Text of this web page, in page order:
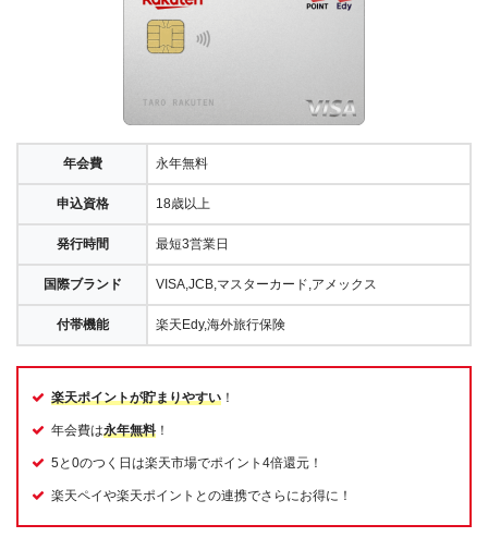
年会費 永年無料
申込資格 18歳以上
発行時間 最短3営業日
国際ブランド VISA,JCB,マスターカード,アメックス
付帯機能 楽天Edy,海外旅行保険
楽天ポイントが貯まりやすい ！
年会費は永年無料 ！
5と0のつく日は楽天市場でポイント4倍還元！
楽天ペイや楽天ポイントとの連携でさらにお得に！